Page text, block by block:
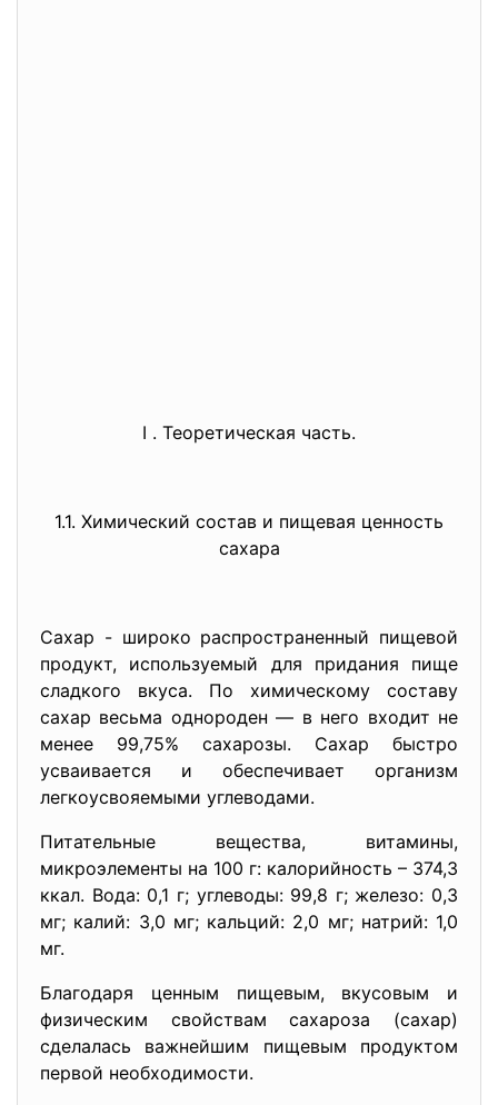
Ι . Теоретическая часть.
1.1. Химический состав и пищевая ценность
сахара
Сахар - широко распространенный пищевой
продукт, используемый для придания пище
сладкого вкуса. По химическому составу
сахар весьма однороден — в него входит не
менее 99,75% сахарозы. Сахар быстро
усваивается и обеспечивает организм
легкоусвояемыми углеводами.
Питательные вещества, витамины,
микроэлементы на 100 г: калорийность – 374,3
ккал. Вода: 0,1 г; углеводы: 99,8 г; железо: 0,3
мг; калий: 3,0 мг; кальций: 2,0 мг; натрий: 1,0
мг.
Благодаря ценным пищевым, вкусовым и
физическим свойствам сахароза (сахар)
сделалась важнейшим пищевым продуктом
первой необходимости.